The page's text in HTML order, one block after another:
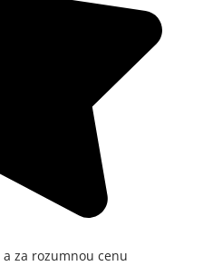
za rozumnou cenu